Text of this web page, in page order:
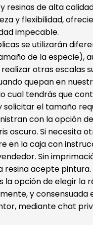
resinas de alta
y flexibilidad,
impecable.
se utilizarán
de la especie),
otras escalas
quepan en
cual tendrás que
solicitar el tamaño
con la opción
oscuro. Si necesita
en la caja con
Sin
resina acepte pintura.
la opción de elegir la
y consensuada
mediante chat